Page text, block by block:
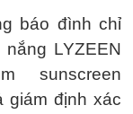
báo đình chỉ
LYZEEN
sunscreen
giám định xác